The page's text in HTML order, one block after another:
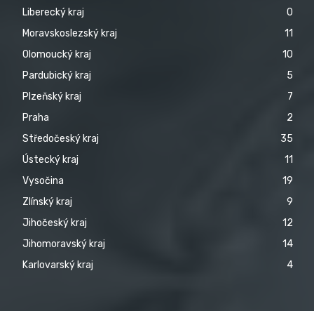
Liberecký kraj
0
Moravskoslezský kraj
11
Olomoucký kraj
10
Pardubický kraj
5
Plzeňský kraj
7
Praha
2
Středočeský kraj
35
Ústecký kraj
11
Vysočina
19
Zlínský kraj
9
Jihočeský kraj
12
Jihomoravský kraj
14
Karlovarský kraj
4